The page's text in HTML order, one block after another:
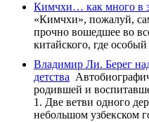
Кимчхи… как много в
«Кимчхи», пожалуй,
прочно вошедшее во
китайского, где
Владимир Ли. Берег
детства
родившей и
1. Две ветви одного
небольшом узбекском